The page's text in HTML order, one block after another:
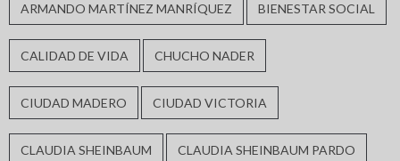
ARMANDO MARTÍNEZ MANRÍQUEZ BIENESTAR SOCIAL
CALIDAD DE VIDA CHUCHO NADER
CIUDAD MADERO CIUDAD VICTORIA
CLAUDIA SHEINBAUM CLAUDIA SHEINBAUM PARDO